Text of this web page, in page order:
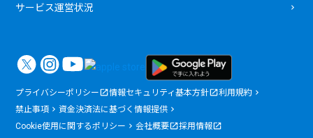
サービス運営状況
プライバシーポリシー 情報セキュリティ基本方針
利用規約
禁止事項
資金決済法に基づく情報提供
Cookie使用に関するポリシー
会社概要 採用情報